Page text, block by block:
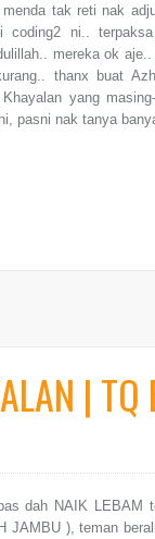
menda tak reti nak
coding2 ni..
mereka ok
thanx buat
Khayalan yang
pasni nak tanya
|
dah NAIK LEBAM
JAMBU ), teman